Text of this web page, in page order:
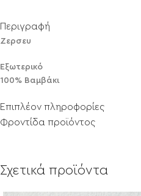
Περιγραφή
Ζερσευ
Εξωτερικό
100% Βαμβάκι
Επιπλέον πληροφορίες
Φροντίδα προϊόντος
Σχετικά προϊόντα